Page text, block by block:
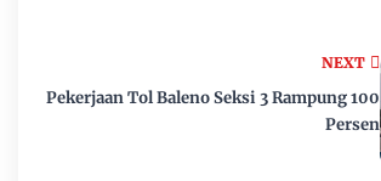
NEXT
Pekerjaan Tol Baleno Seksi 3 Rampung 100
Persen